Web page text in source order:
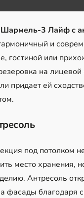
3 Лайф с
и
гостиной или
на лицевой
придает ей
под потолком
место хранения,
Антресоль
фасады благодаря